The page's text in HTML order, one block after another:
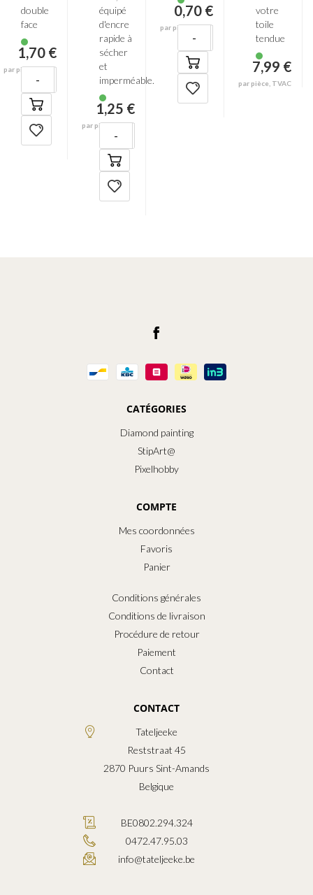
double
face
1,70 €
par pièce, TVAC
- +
équipé
d'encre
rapide à
sécher
et
imperméable.
1,25 €
par pièce, TVAC
-
0,70 €
par pièce, TVAC
- +
votre
toile
tendue
7,99 €
par pièce, TVAC
CATÉGORIES
Diamond painting
StipArt@
Pixelhobby
COMPTE
Mes coordonnées
Favoris
Panier
Conditions générales
Conditions de livraison
Procédure de retour
Paiement
Contact
CONTACT
Tateljeeke
Reststraat 45
2870 Puurs Sint-Amands
Belgique
BE0802.294.324
0472.47.95.03
info@tateljeeke.be